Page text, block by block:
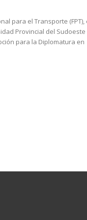
para el Transporte (FPT),
Provincial del Sudoeste
para la Diplomatura en